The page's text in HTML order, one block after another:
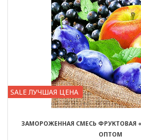
SALE ЛУЧШАЯ ЦЕНА
ЗАМОРОЖЕННАЯ СМЕСЬ ФРУКТОВАЯ
ОПТОМ